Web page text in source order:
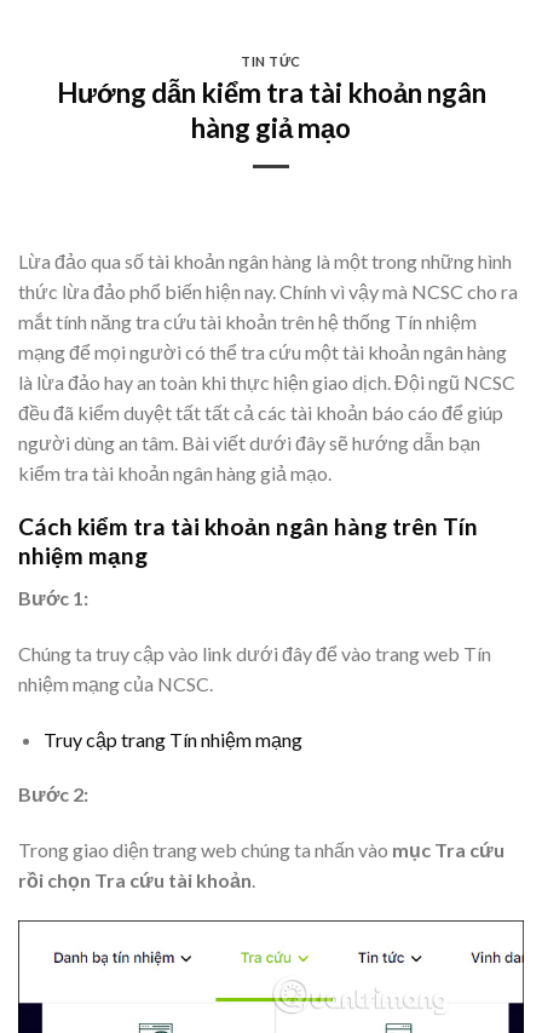
TIN TỨC
Hướng dẫn kiểm tra tài khoản ngân
hàng giả mạo
Lừa đảo qua số tài khoản ngân hàng là một trong những hình
thức lừa đảo phổ biến hiện nay. Chính vì vậy mà NCSC cho ra
mắt tính năng tra cứu tài khoản trên hệ thống Tín nhiệm
mạng để mọi người có thể tra cứu một tài khoản ngân hàng
là lừa đảo hay an toàn khi thực hiện giao dịch. Đội ngũ NCSC
đều đã kiểm duyệt tất tất cả các tài khoản báo cáo để giúp
người dùng an tâm. Bài viết dưới đây sẽ hướng dẫn bạn
kiểm tra tài khoản ngân hàng giả mạo.
Cách kiểm tra tài khoản ngân hàng trên Tín
nhiệm mạng
Bước 1:
Chúng ta truy cập vào link dưới đây để vào trang web Tín
nhiệm mạng của NCSC.
Truy cập trang Tín nhiệm mạng
Bước 2:
Trong giao diện trang web chúng ta nhấn vào mục Tra cứu
rồi chọn Tra cứu tài khoản.